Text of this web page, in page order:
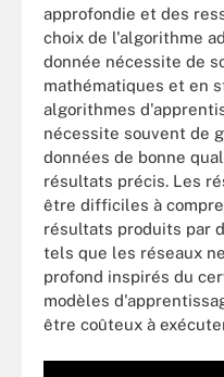
approfondie et des
choix de l'algorithme
donnée nécessite de
mathématiques et en
algorithmes
nécessite souvent de
données de bonne
résultats précis. Les
être difficiles à
résultats produits par
tels que les réseaux
profond inspirés du
modèles
être coûteux à